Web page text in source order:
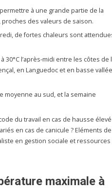
à une grande partie de la
des valeurs de saison.
de fortes chaleurs sont
30°C l’après-midi entre les côtes de
en Languedoc et en basse vallée
moyenne au sud, et la semaine
du travail en cas de hausse
en cas de canicule ? Eléments de
en gestion sociale et ressources
maximale à